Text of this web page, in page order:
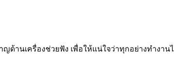
านเครื่องช่วยฟัง เพื่อให้แน่ใจว่าทุกอย่างทำงาน